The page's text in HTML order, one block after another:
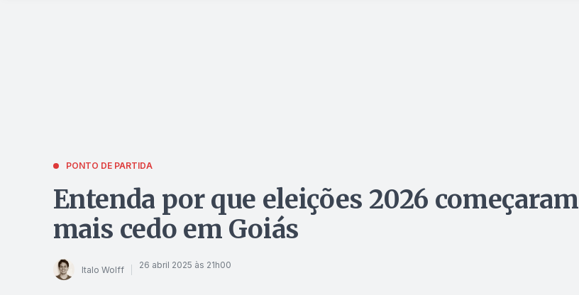
PONTO DE PARTIDA
Entenda por que eleições 2026 começaram
mais cedo em Goiás
Italo Wolff 26 abril 2025 às 21h00